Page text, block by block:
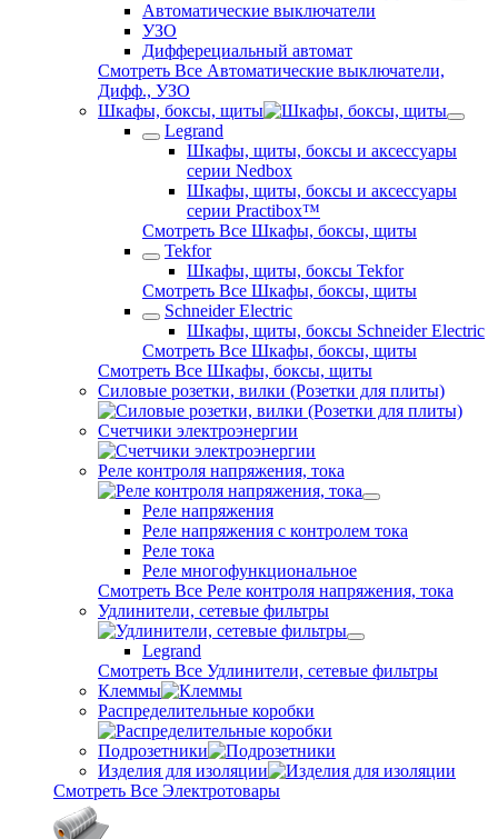
Автоматические выключатели
УЗО
Дифферециальный автомат
Смотреть Все Автоматические выключатели,
Дифф., УЗО
Шкафы, боксы, щиты
Legrand
Шкафы, щиты, боксы и аксессуары
серии Nedbox
Шкафы, щиты, боксы и аксессуары
серии Practibox™
Смотреть Все Шкафы, боксы, щиты
Tekfor
Шкафы, щиты, боксы Tekfor
Смотреть Все Шкафы, боксы, щиты
Schneider Electric
Шкафы, щиты, боксы Schneider Electric
Смотреть Все Шкафы, боксы, щиты
Смотреть Все Шкафы, боксы, щиты
Силовые розетки, вилки (Розетки для плиты)
Счетчики электроэнергии
Реле контроля напряжения, тока
Реле напряжения
Реле напряжения с контролем тока
Реле тока
Реле многофункциональное
Смотреть Все Реле контроля напряжения, тока
Удлинители, сетевые фильтры
Legrand
Смотреть Все Удлинители, сетевые фильтры
Клеммы
Распределительные коробки
Подрозетники
Изделия для изоляции
Смотреть Все Электротовары